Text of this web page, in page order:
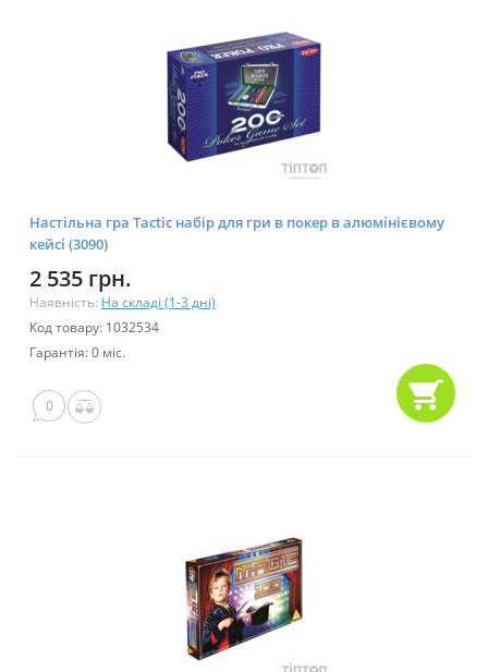
Настільна гра Tactic набір для гри в покер в алюмінієвому
кейсі (3090)
2 535 грн.
Наявність: На складі (1-3 дні)
Код товару: 1032534
Гарантія: 0 міс.
0